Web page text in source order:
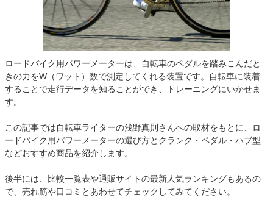
ロードバイク用パワーメーターは、自転車のペダルを踏みこんだと
きの力をW（ワット）数で測定してくれる装置です。自転車に装着
することで走行データを知ることができ、トレーニングにいかせま
す。
この記事では自転車ライターの浅野真則さんへの取材をもとに、ロ
ードバイク用パワーメーターの選び方とクランク・ペダル・ハブ型
などおすすめ商品を紹介します。
後半には、比較一覧表や通販サイトの最新人気ランキングもあるの
で、売れ筋や口コミとあわせてチェックしてみてください。